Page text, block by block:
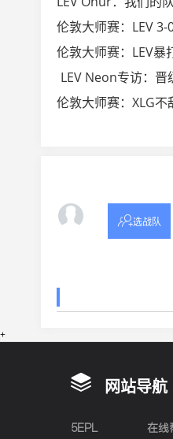
LEV Neon专访：
选战队
+
网站导航
5EPL 在线